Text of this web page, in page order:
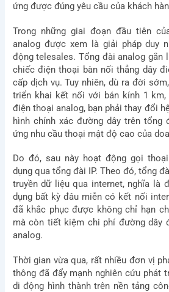
ứng được đúng yêu cầu của khách
Trong những giai đoạn đầu tiên
analog được xem là giải pháp duy
động telesales. Tổng đài analog gắn
chiếc điện thoại bàn nối thẳng dây
cấp dịch vụ. Tuy nhiên, dù ra đời
triển khai kết nối với bán kính 1
điện thoại analog, bạn phải thay đổi
hình chính xác đường dây trên tổng
ứng nhu cầu thoại mật độ cao của
Do đó, sau này hoạt động gọi
dụng qua tổng đài IP. Theo đó, tổng
truyền dữ liệu qua internet, nghĩa là
dụng bất kỳ đâu miễn có kết nối
đã khắc phục được không chỉ hạn
mà còn tiết kiệm chi phí đường dây
analog.
Thời gian vừa qua, rất nhiều đơn vị
thông đã đẩy mạnh nghiên cứu phát
di động hình thành trên nền tảng